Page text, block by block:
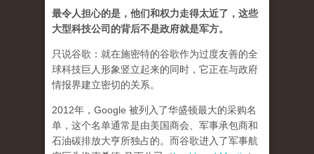
最令人担心的是，他们和权力走得太近了，这些
大型科技公司的背后不是政府就是军方。
只说谷歌：就在施密特的谷歌作为过度友善的全
球科技巨人形象竖立起来的同时，它正在与政府
情报界建立密切的关系。
2012年，Google 被列入了华盛顿最大的采购名
单，这个名单通常是由美国商会、军事承包商和
石油碳排放大亨所独占的。而谷歌进入了军事航